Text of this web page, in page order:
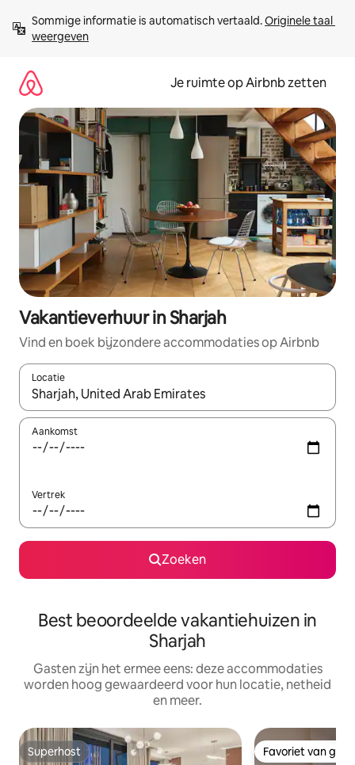
direct
naar
Sommige informatie is automatisch vertaald. Originele taal
weergeven
Je ruimte op Airbnb zetten
Vakantieverhuur in Sharjah
Vind en boek bijzondere accommodaties op Airbnb
Locatie
Wanneer er suggesties beschikbaar zijn, maak je een keuze
Aankomst
Vertrek
Zoeken
Best beoordeelde vakantiehuizen in
Sharjah
Gasten zijn het ermee eens: deze accommodaties
worden hoog gewaardeerd voor hun locatie, netheid
en meer.
Superhost
Superhost Favoriet van
Favoriet van